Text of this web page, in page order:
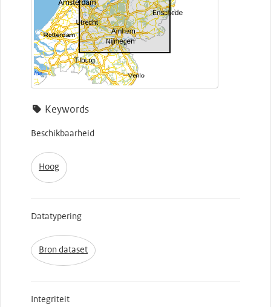
Keywords
Beschikbaarheid
Hoog
Datatypering
Bron dataset
Integriteit